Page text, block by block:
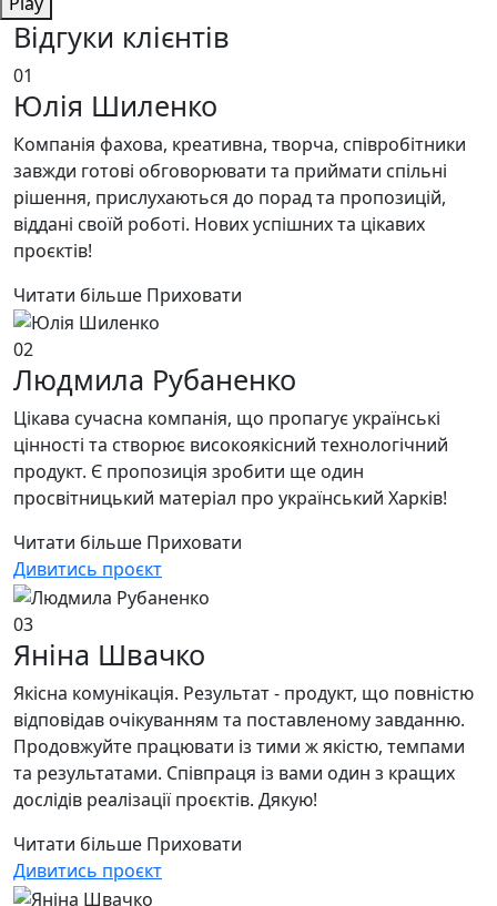
Відгуки клієнтів
01
Юлія Шиленко
Компанія фахова, креативна, творча, співробітники
завжди готові обговорювати та приймати спільні
рішення, прислухаються до порад та пропозицій,
віддані своїй роботі. Нових успішних та цікавих
проєктів!
Читати більше Приховати
02
Людмила Рубаненко
Цікава сучасна компанія, що пропагує українські
цінності та створює високоякісний технологічний
продукт. Є пропозиція зробити ще один
просвітницький матеріал про український Харків!
Читати більше Приховати
Дивитись проєкт
03
Яніна Швачко
Якісна комунікація. Результат - продукт, що повністю
відповідав очікуванням та поставленому завданню.
Продовжуйте працювати із тими ж якістю, темпами
та результатами. Співпраця із вами один з кращих
дослідів реалізації проєктів. Дякую!
Читати більше Приховати
Дивитись проєкт